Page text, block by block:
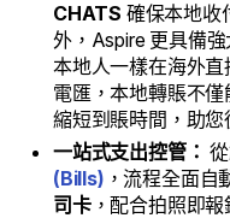
CHATS 確保本地收
外，Aspire 更具備強
本地人一樣在海外
電匯，本地轉賬不僅
縮短到賬時間，助您
一站式支出控管：
(Bills) ，流程全面
司卡，配合拍照即